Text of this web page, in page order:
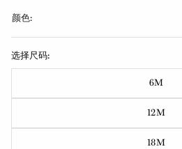
颜色:
选择尺码:
6M
12M
18M